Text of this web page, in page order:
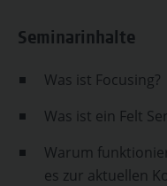
Seminarinhalte
Was ist Focusing?
Was ist ein Felt
Warum
es zur aktuellen